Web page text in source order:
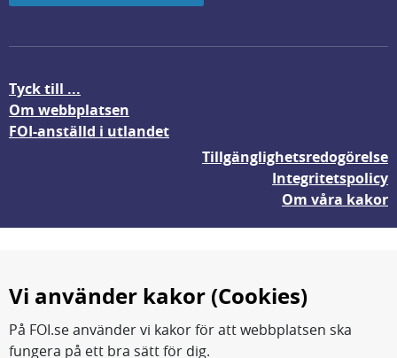
Tyck till ...
Om webbplatsen
FOI-anställd i utlandet
Tillgänglighetsredogörelse
Integritetspolicy
Om våra kakor
Vi använder kakor (Cookies)
På FOI.se använder vi kakor för att webbplatsen ska
fungera på ett bra sätt för dig.